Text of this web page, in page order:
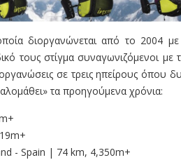
διοργανώνεται από το 2004
τους στίγμα συναγωνιζόμενοι με
σε τρεις ηπείρους όπου
τα προηγούμενα χρόνια:
- Spain | 74 km, 4,350m+